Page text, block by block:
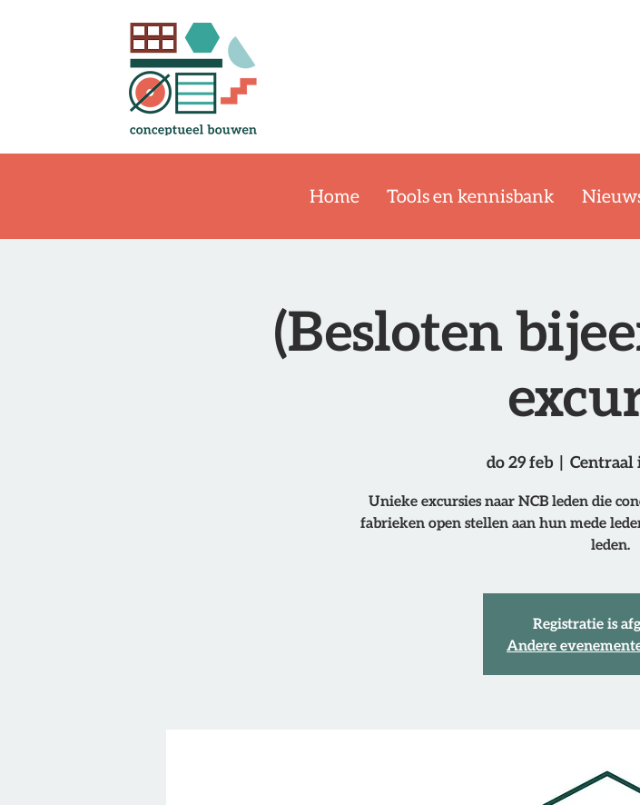
Home Tools en kennisbank
(Besloten
do 29 feb
  |
Centraal
Unieke excursies naar NCB leden die
fabrieken open stellen aan hun mede
leden.
Registratie is
Andere